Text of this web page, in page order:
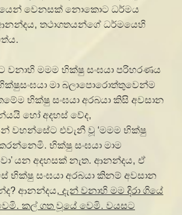
වෙනසක් නොකොට ධර්මය
තථාගතයන්ගේ ධර්මයෙහි
වනාහි මමම භික්ෂු සංඝයා පරිහරණය
මා බලාපොරොත්තුවෙන්ම
භික්ෂු සංඝයා අරබයා කිසි අවසාන
හෝ අදහස් වේද,
වහන්සේට එවැනී වූ ‘මමම භික්ෂු
භික්ෂු සංඝයා මාම
යන අදහසක් නැත. ආනන්දය, ඒ
භික්ෂු සංඝයා අරබයා කිනම් අවසාන
ආනන්දය, දැන් වනාහි මම දිරා ගියේ
කල් ගත වූයේ වෙමි. වයසට